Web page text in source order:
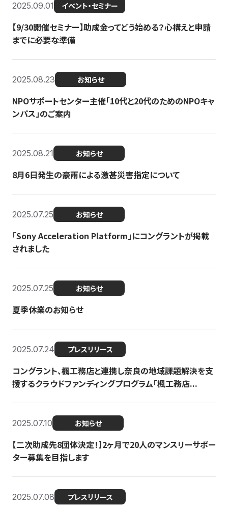
2025.09.01 イベント・セミナー
【9/30開催セミナー】助成金ってどう始める？心構えと申請
までに必要な準備
2025.08.23 お知らせ
NPOサポートセンター主催「10代と20代のためのNPOキャ
ンパス」のご案内
2025.08.21 お知らせ
8月6日発生の豪雨による激甚災害指定について
2025.07.25 お知らせ
「Sony Acceleration Platform」にコングラントが掲載
されました
2025.07.25 お知らせ
夏季休業のお知らせ
2025.07.24 プレスリリース
コングラント、楓工務店と連携し奈良の地域課題解決を支
援するクラウドファンディングプログラム「楓工務店...
2025.07.10 お知らせ
【二次助成先8団体決定！】2ヶ月で20人のマンスリーサポー
ター募集を目指します
2025.07.08 プレスリリース